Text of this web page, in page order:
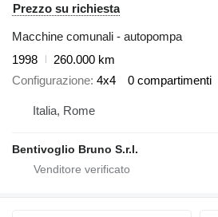
Prezzo su richiesta
Macchine comunali - autopompa
1998
260.000 km
Configurazione 4x4 0 compartimenti
Italia, Rome
Bentivoglio Bruno S.r.l.